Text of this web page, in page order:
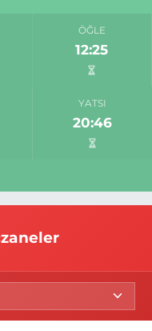
ÖĞLE
12:25
YATSI
20:46